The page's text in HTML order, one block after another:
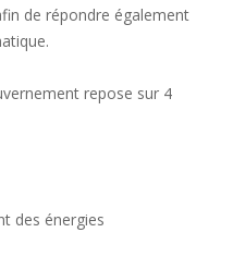
de répondre également
repose sur 4
des énergies